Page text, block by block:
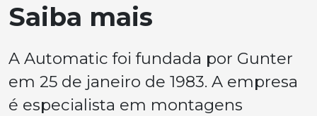
Saiba mais
A Automatic foi fundada por Gunter
em 25 de janeiro de 1983. A empresa
é especialista em montagens